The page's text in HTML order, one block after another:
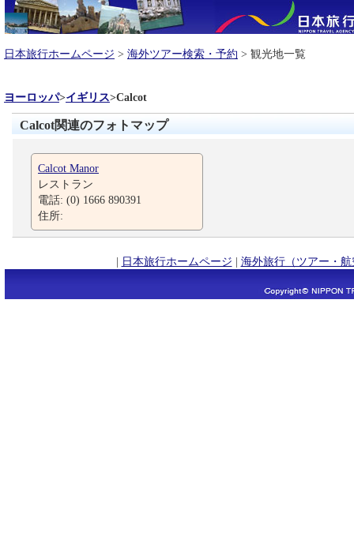
日本旅行ホームページ > 海外ツアー検索・予約 > 観光地一覧
ヨーロッパ>イギリス>Calcot
Calcot関連のフォトマップ
Calcot Manor
レストラン
電話: (0) 1666 890391
住所:
| 日本旅行ホームページ | 海外旅行（ツアー・航